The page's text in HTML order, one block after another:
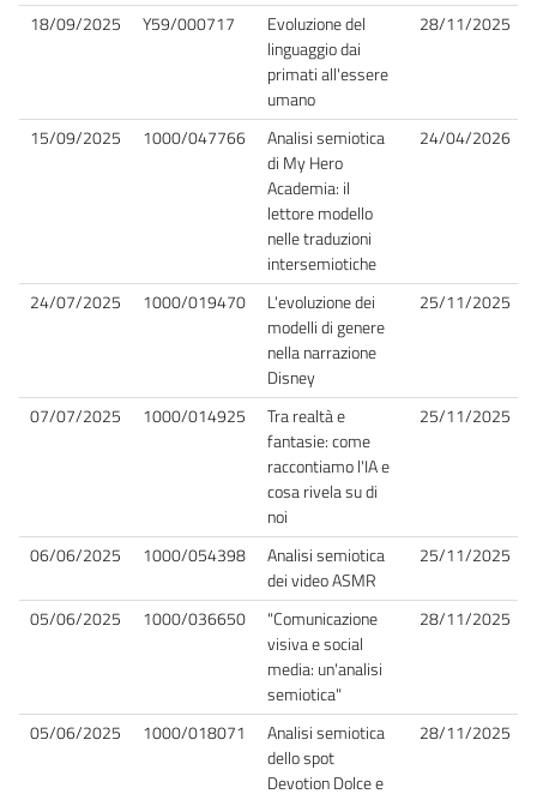
18/09/2025 Y59/000717
Evoluzione del
linguaggio dai
primati all'essere
umano
28/11/2025
15/09/2025 1000/047766
Analisi semiotica
di My Hero
Academia: il
lettore modello
nelle traduzioni
intersemiotiche
24/04/2026
24/07/2025 1000/019470
L'evoluzione dei
modelli di genere
nella narrazione
Disney
25/11/2025
07/07/2025 1000/014925
Tra realtà e
fantasie: come
raccontiamo l'IA e
cosa rivela su di
noi
25/11/2025
06/06/2025 1000/054398
Analisi semiotica
dei video ASMR
25/11/2025
05/06/2025 1000/036650
"Comunicazione
visiva e social
media: un'analisi
semiotica"
28/11/2025
05/06/2025 1000/018071
Analisi semiotica
dello spot
Devotion Dolce e
28/11/2025